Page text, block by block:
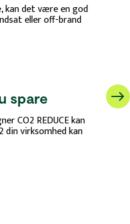
kan det være en god
eller off-brand
spare
CO2 REDUCE kan
virksomhed kan